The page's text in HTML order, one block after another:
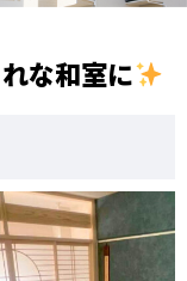
な和室に